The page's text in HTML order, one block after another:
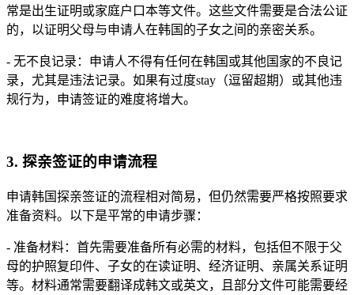
常是出生证明或家庭户口本等文件。这些文件需要是合法公证
的，以证明父母与申请人在韩国的子女之间的亲密关系。
- 无不良记录：申请人不得有任何在韩国或其他国家的不良记
录，尤其是违法记录。如果有过度stay（逗留超期）或其他违
规行为，申请签证的难度将增大。
3. 探亲签证的申请流程
申请韩国探亲签证的流程相对简易，但仍然需要严格按照要求
准备资料。以下是平常的申请步骤：
- 准备材料：首先需要准备所有必需的材料，包括但不限于父
母的护照复印件、子女的在读证明、经济证明、亲属关系证明
等。材料通常需要翻译成韩文或英文，且部分文件可能需要经